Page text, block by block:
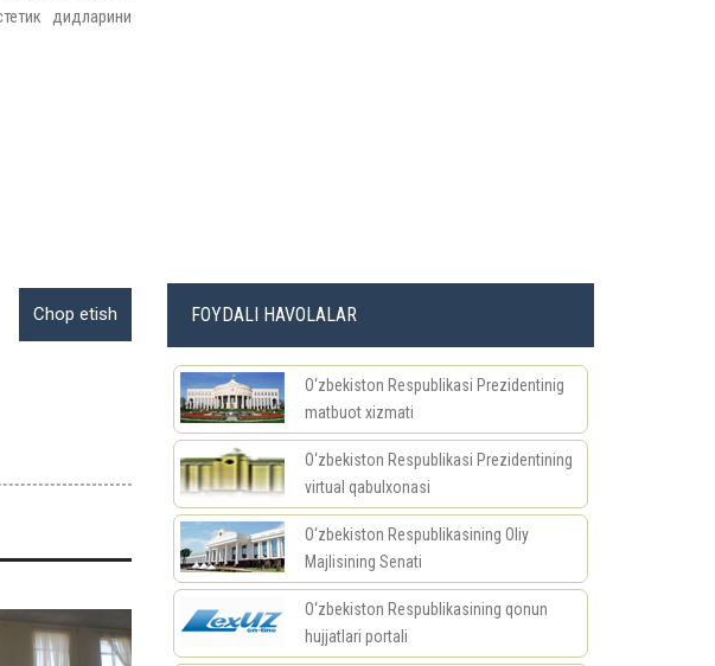
дидларини
FOYDALI HAVOLALAR
O‘zbekiston Respublikasi Prezidentinig
matbuot xizmati
O‘zbekiston Respublikasi Prezidentining
virtual qabulxonasi
O‘zbekiston Respublikasining Oliy
Majlisining Senati
O‘zbekiston Respublikasining qonun
hujjatlari portali